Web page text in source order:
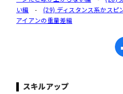
い編
- (29) ディスタンス系かスピ
アイアンの重量差編
スキルアップ